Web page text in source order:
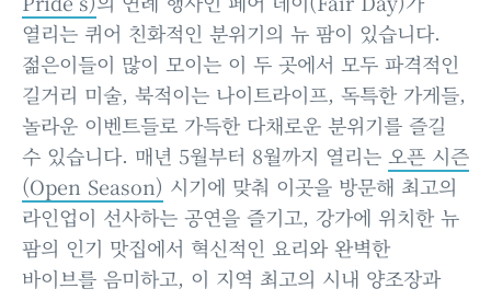
열리는 퀴어 친화적인 분위기의 뉴 팜이 있습니다.
젊은이들이 많이 모이는 이 두 곳에서 모두 파격적인
길거리 미술, 북적이는 나이트라이프, 독특한 가게들,
놀라운 이벤트들로 가득한 다채로운 분위기를 즐길
수 있습니다. 매년 5월부터 8월까지 열리는 오픈 시즌
(Open Season) 시기에 맞춰 이곳을 방문해 최고의
라인업이 선사하는 공연을 즐기고, 강가에 위치한 뉴
팜의 인기 맛집에서 혁신적인 요리와 완벽한
바이브를 음미하고, 이 지역 최고의 시내 양조장과